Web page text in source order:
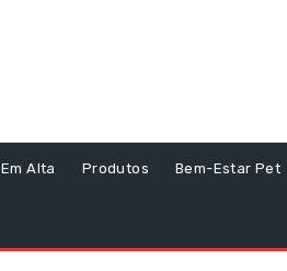
Em Alta Produtos Bem-Estar Pet